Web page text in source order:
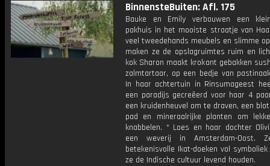
BinnensteBuiten: Afl. 175
Bauke en Emily verbouwen een
pakhuis in het mooiste straatje van
veel tweedehands meubels en slimme
maken ze de opslagruimtes ruim en
kok Sharon maakt krokant gebakken
zalmtartaar, op een bedje van
In haar achtertuin in Rinsumageest
een paradijs gecreëerd voor haar 4
een kruidenheuvel om te draven, een
pad en mineraalrijke planten om
knabbelen. * Loes en haar dochter
een weverij in Amsterdam-Oost.
betekenisvolle Ikat-doeken vol
ze de Indische cultuur levend houden.